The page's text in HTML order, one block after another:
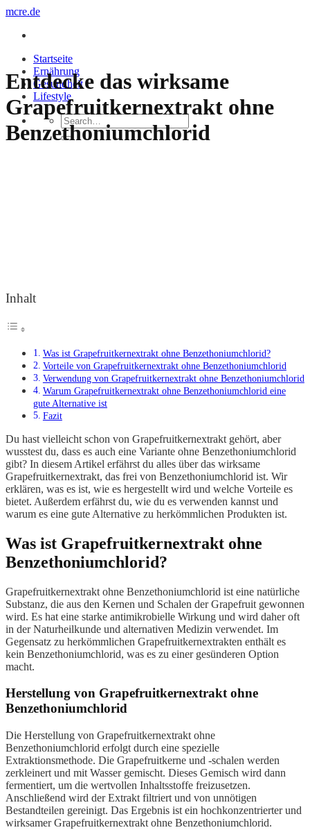
Zum
springen
mcre.de
Startseite
Ernährung
Gesundheit
Lifestyle
Entdecke das wirksame
Grapefruitkernextrakt ohne
Benzethoniumchlorid
Inhalt
Was ist Grapefruitkernextrakt ohne Benzethoniumchlorid?
Vorteile von Grapefruitkernextrakt ohne Benzethoniumchlorid
Verwendung von Grapefruitkernextrakt ohne Benzethoniumchlorid
Warum Grapefruitkernextrakt ohne Benzethoniumchlorid eine
gute Alternative ist
Fazit
Du hast vielleicht schon von Grapefruitkernextrakt gehört, aber
wusstest du, dass es auch eine Variante ohne Benzethoniumchlorid
gibt? In diesem Artikel erfährst du alles über das wirksame
Grapefruitkernextrakt, das frei von Benzethoniumchlorid ist. Wir
erklären, was es ist, wie es hergestellt wird und welche Vorteile es
bietet. Außerdem erfährst du, wie du es verwenden kannst und
warum es eine gute Alternative zu herkömmlichen Produkten ist.
Was ist Grapefruitkernextrakt ohne
Benzethoniumchlorid?
Grapefruitkernextrakt ohne Benzethoniumchlorid ist eine natürliche
Substanz, die aus den Kernen und Schalen der Grapefruit gewonnen
wird. Es hat eine starke antimikrobielle Wirkung und wird daher oft
in der Naturheilkunde und alternativen Medizin verwendet. Im
Gegensatz zu herkömmlichen Grapefruitkernextrakten enthält es
kein Benzethoniumchlorid, was es zu einer gesünderen Option
macht.
Herstellung von Grapefruitkernextrakt ohne
Benzethoniumchlorid
Die Herstellung von Grapefruitkernextrakt ohne
Benzethoniumchlorid erfolgt durch eine spezielle
Extraktionsmethode. Die Grapefruitkerne und -schalen werden
zerkleinert und mit Wasser gemischt. Dieses Gemisch wird dann
fermentiert, um die wertvollen Inhaltsstoffe freizusetzen.
Anschließend wird der Extrakt filtriert und von unnötigen
Bestandteilen gereinigt. Das Ergebnis ist ein hochkonzentrierter und
wirksamer Grapefruitkernextrakt ohne Benzethoniumchlorid.